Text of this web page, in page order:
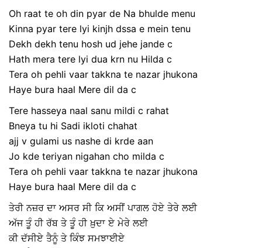
Oh raat te oh din pyar de Na bhulde menu
Kinna pyar tere lyi kinjh dssa e mein tenu
Dekh dekh tenu hosh ud jehe jande c
Hath mera tere lyi dua krn nu Hilda c
Tera oh pehli vaar takkna te nazar jhukona
Haye bura haal Mere dil da c
Tere hasseya naal sanu mildi c rahat
Bneya tu hi Sadi ikloti chahat
ajj v gulami us nashe di krde aan
Jo kde teriyan nigahan cho milda c
Tera oh pehli vaar takkna te nazar jhukona
Haye bura haal Mere dil da c
ਤੇਰੀ ਨਜ਼ਰ ਦਾ ਅਸਰ ਸੀ ਕਿ ਅਸੀਂ ਪਾਗਲ ਹੋਏ ਤੇਰੇ ਲਈ
ਅੱਜ ਤੂੰ ਹੀ ਰੱਬ ਤੇ ਤੂੰ ਹੀ ਖ਼ੁਦਾ ਏ ਮੇਰੇ ਲਈ
ਕੀ ਦੱਸੀਏ ਤੈਨੂੰ ਤੇ ਕਿੰਝ ਸਮਝਾਈਏ